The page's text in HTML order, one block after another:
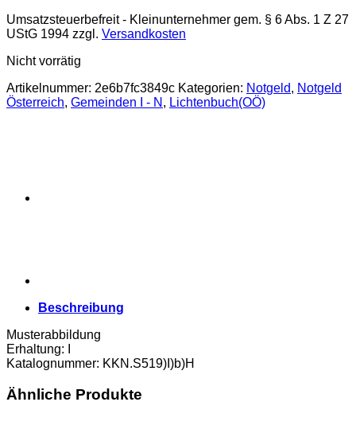
Umsatzsteuerbefreit - Kleinunternehmer gem. § 6 Abs. 1 Z 27
UStG 1994 zzgl. Versandkosten
Nicht vorrätig
Artikelnummer: 2e6b7fc3849c Kategorien: Notgeld, Notgeld
Österreich, Gemeinden I - N , Lichtenbuch(OÖ)
Beschreibung
Musterabbildung
Erhaltung: I
Katalognummer: KKN.S519)I)b)H
Ähnliche Produkte